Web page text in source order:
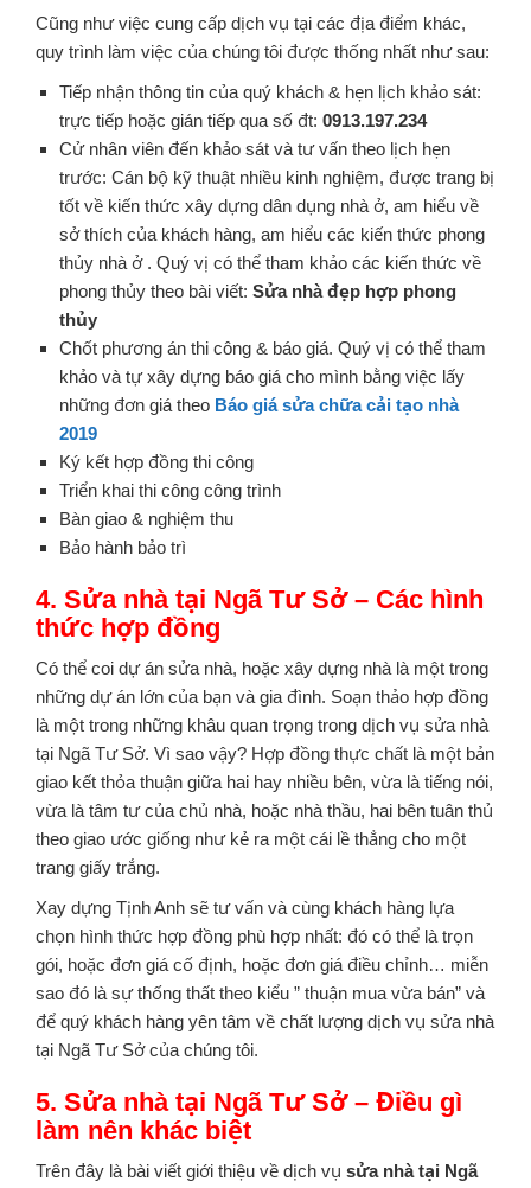
Cũng như việc cung cấp dịch vụ tại các địa điểm khác,
quy trình làm việc của chúng tôi được thống nhất như sau:
Tiếp nhận thông tin của quý khách & hẹn lịch khảo sát:
trực tiếp hoặc gián tiếp qua số đt: 0913.197.234
Cử nhân viên đến khảo sát và tư vấn theo lịch hẹn
trước: Cán bộ kỹ thuật nhiều kinh nghiệm, được trang bị
tốt về kiến thức xây dựng dân dụng nhà ở, am hiểu về
sở thích của khách hàng, am hiểu các kiến thức phong
thủy nhà ở . Quý vị có thể tham khảo các kiến thức về
phong thủy theo bài viết: Sửa nhà đẹp hợp phong
thủy
Chốt phương án thi công & báo giá. Quý vị có thể tham
khảo và tự xây dựng báo giá cho mình bằng việc lấy
những đơn giá theo Báo giá sửa chữa cải tạo nhà
2019
Ký kết hợp đồng thi công
Triển khai thi công công trình
Bàn giao & nghiệm thu
Bảo hành bảo trì
4. Sửa nhà tại Ngã Tư Sở – Các hình
thức hợp đồng
Có thể coi dự án sửa nhà, hoặc xây dựng nhà là một trong
những dự án lớn của bạn và gia đình. Soạn thảo hợp đồng
là một trong những khâu quan trọng trong dịch vụ sửa nhà
tại Ngã Tư Sở. Vì sao vậy? Hợp đồng thực chất là một bản
giao kết thỏa thuận giữa hai hay nhiều bên, vừa là tiếng nói,
vừa là tâm tư của chủ nhà, hoặc nhà thầu, hai bên tuân thủ
theo giao ước giống như kẻ ra một cái lề thẳng cho một
trang giấy trắng.
Xay dựng Tịnh Anh sẽ tư vấn và cùng khách hàng lựa
chọn hình thức hợp đồng phù hợp nhất: đó có thể là trọn
gói, hoặc đơn giá cố định, hoặc đơn giá điều chỉnh… miễn
sao đó là sự thống thất theo kiểu ” thuận mua vừa bán” và
để quý khách hàng yên tâm về chất lượng dịch vụ sửa nhà
tại Ngã Tư Sở của chúng tôi.
5. Sửa nhà tại Ngã Tư Sở – Điều gì
làm nên khác biệt
Trên đây là bài viết giới thiệu về dịch vụ sửa nhà tại Ngã